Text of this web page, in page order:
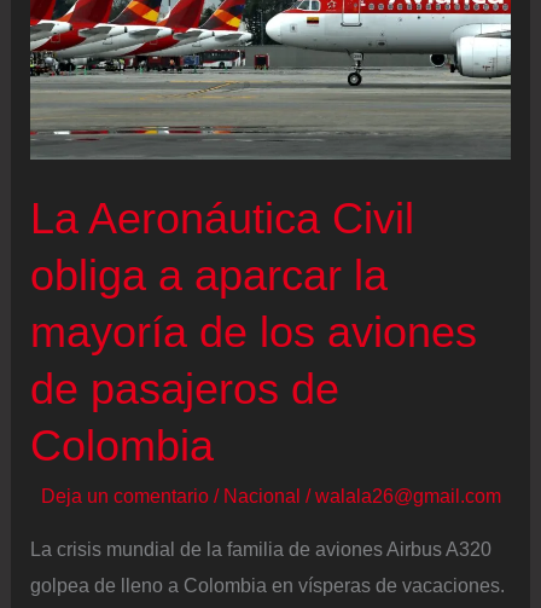
La Aeronáutica Civil
obliga a aparcar la
mayoría de los aviones
de pasajeros de
Colombia
Deja un comentario / Nacional /walala26@gmail.com
La crisis mundial de la familia de aviones Airbus A320
golpea de lleno a Colombia en vísperas de vacaciones.